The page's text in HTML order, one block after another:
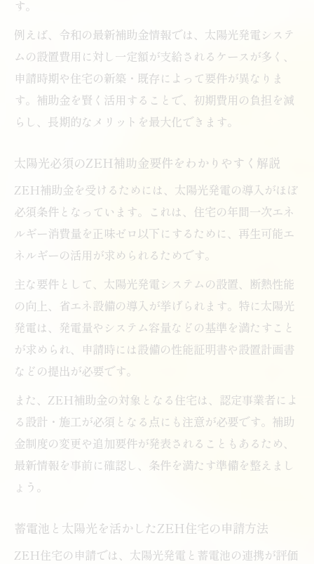
す。
例えば、令和の最新補助金情報では、太陽光発電システ
ムの設置費用に対し一定額が支給されるケースが多く、
申請時期や住宅の新築・既存によって要件が異なりま
す。補助金を賢く活用することで、初期費用の負担を減
らし、長期的なメリットを最大化できます。
太陽光必須のZEH補助金要件をわかりやすく解説
ZEH補助金を受けるためには、太陽光発電の導入がほぼ
必須条件となっています。これは、住宅の年間一次エネ
ルギー消費量を正味ゼロ以下にするために、再生可能エ
ネルギーの活用が求められるためです。
主な要件として、太陽光発電システムの設置、断熱性能
の向上、省エネ設備の導入が挙げられます。特に太陽光
発電は、発電量やシステム容量などの基準を満たすこと
が求められ、申請時には設備の性能証明書や設置計画書
などの提出が必要です。
また、ZEH補助金の対象となる住宅は、認定事業者によ
る設計・施工が必須となる点にも注意が必要です。補助
金制度の変更や追加要件が発表されることもあるため、
最新情報を事前に確認し、条件を満たす準備を整えまし
ょう。
蓄電池と太陽光を活かしたZEH住宅の申請方法
ZEH住宅の申請では、太陽光発電と蓄電池の連携が評価